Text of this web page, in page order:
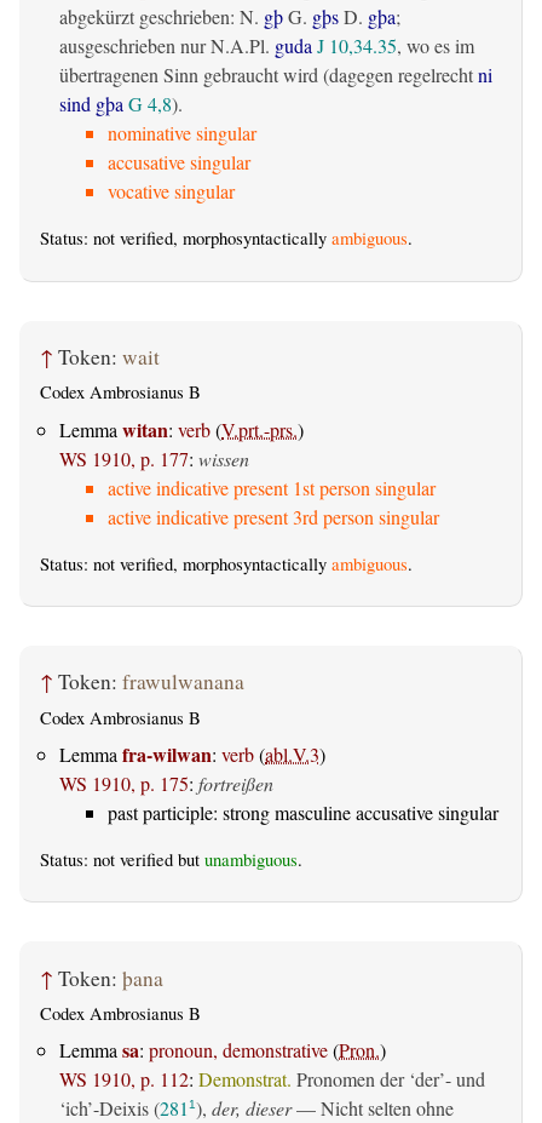
abgekürzt geschrieben: N. gþG. gþsD. gþa;
ausgeschrieben nur N.A.Pl. gudaJ 10,34.35, wo es im
übertragenen Sinn gebraucht wird (dagegen regelrechtni
sind gþaG 4,8).
nominative singular
accusative singular
vocative singular
Status: not verified, morphosyntactically ambiguous.
↑ Token: wait
Codex Ambrosianus B
Lemma witan: verb(V.prt.-prs.)
WS 1910, p. 177: wissen
active indicative present 1st person singular
active indicative present 3rd person singular
Status: not verified, morphosyntactically ambiguous.
↑ Token: frawulwanana
Codex Ambrosianus B
Lemma fra-wilwan: verb(abl.V.3)
WS 1910, p. 175: fortreißen
past participle: strong masculine accusative singular
Status: not verified but unambiguous.
↑ Token: þana
Codex Ambrosianus B
Lemmasa: pronoun, demonstrative(Pron.)
WS 1910, p. 112: Demonstrat. Pronomen der ‘der’- und
‘ich’-Deixis (281 1), der, dieser— Nicht selten ohne